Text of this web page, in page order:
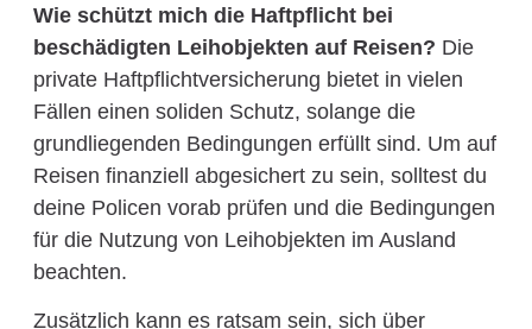
Wie schützt mich die Haftpflicht bei
beschädigten Leihobjekten auf Reisen? Die
private Haftpflichtversicherung bietet in vielen
Fällen einen soliden Schutz, solange die
grundliegenden Bedingungen erfüllt sind. Um auf
Reisen finanziell abgesichert zu sein, solltest du
deine Policen vorab prüfen und die Bedingungen
für die Nutzung von Leihobjekten im Ausland
beachten.
Zusätzlich kann es ratsam sein, sich über